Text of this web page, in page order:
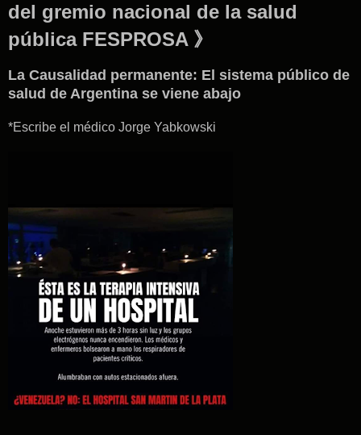
del gremio nacional de la salud
pública FESPROSA 》
La Causalidad permanente: El sistema público de
salud de Argentina se viene abajo
*Escribe el médico Jorge Yabkowski